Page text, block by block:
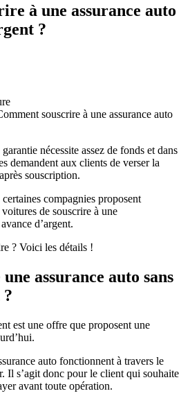
à une assurance auto
?
souscrire à une assurance auto
nécessite assez de fonds et dans
demandent aux clients de verser la
souscription.
compagnies proposent
de souscrire à une
d’argent.
? Voici les détails !
assurance auto sans
?
est une offre que proposent une
auto fonctionnent à travers le
Il s’agit donc pour le client qui souhaite
avant toute opération.